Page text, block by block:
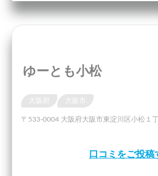
ゆーとも小松
〒533-0004 大阪府大阪市東淀川区小松１
口コミをご投稿